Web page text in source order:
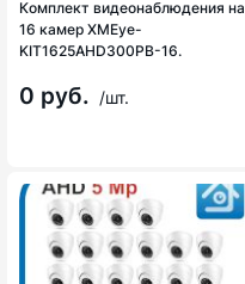
Комплект видеонаблюдения на
16 камер XMEye-
KIT1625AHD300PB-16.
0 руб. /шт.